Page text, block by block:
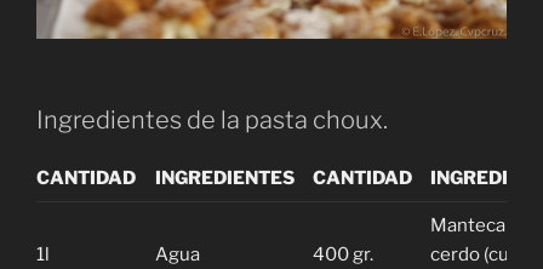
Ingredientes de la pasta choux.
CANTIDAD INGREDIENTES CANTIDAD
1l Agua 400 gr.
Manteca de
cerdo